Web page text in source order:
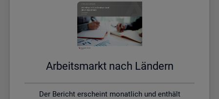
Ar­beits­markt nach Län­dern
Der Bericht erscheint monatlich und enthält